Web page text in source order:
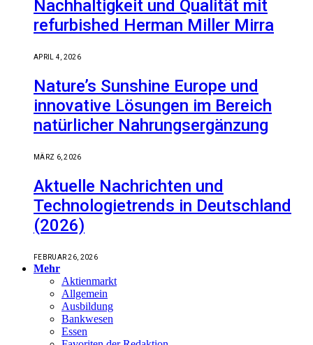
Nachhaltigkeit und Qualität mit
refurbished Herman Miller Mirra
APRIL 4, 2026
Nature’s Sunshine Europe und
innovative Lösungen im Bereich
natürlicher Nahrungsergänzung
MÄRZ 6, 2026
Aktuelle Nachrichten und
Technologietrends in Deutschland
(2026)
FEBRUAR 26, 2026
Mehr
Aktienmarkt
Allgemein
Ausbildung
Bankwesen
Essen